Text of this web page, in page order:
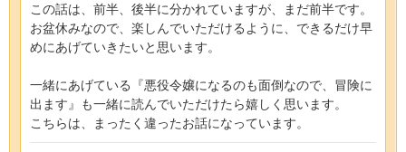
この話は、前半、後半に分かれていますが、まだ前半です。
お盆休みなので、楽しんでいただけるように、できるだけ早
めにあげていきたいと思います。
一緒にあげている『悪役令嬢になるのも面倒なので、冒険に
出ます』も一緒に読んでいただけたら嬉しく思います。
こちらは、まったく違ったお話になっています。